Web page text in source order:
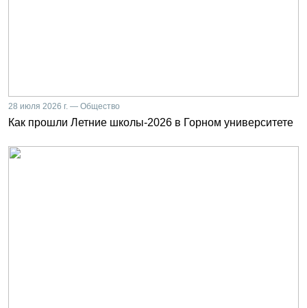
28 июля 2026 г. — Общество
Как прошли Летние школы-2026 в Горном университете